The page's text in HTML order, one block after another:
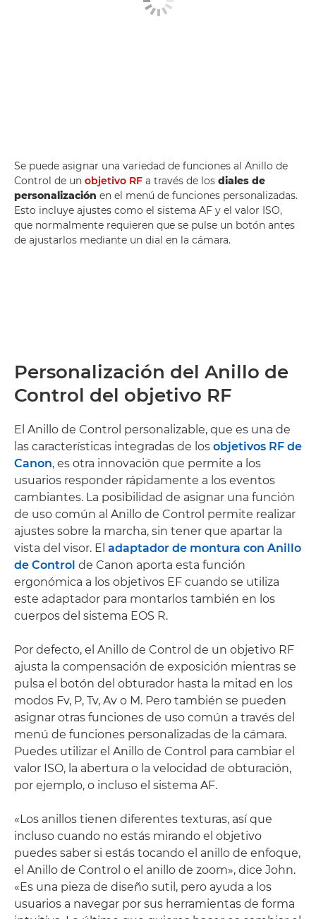
Se puede asignar una variedad de funciones al Anillo de
Control de un objetivo RF a través de los diales de
personalización en el menú de funciones personalizadas.
Esto incluye ajustes como el sistema AF y el valor ISO,
que normalmente requieren que se pulse un botón antes
de ajustarlos mediante un dial en la cámara.
Personalización del Anillo de
Control del objetivo RF
El Anillo de Control personalizable, que es una de
las características integradas de los objetivos RF de
Canon, es otra innovación que permite a los
usuarios responder rápidamente a los eventos
cambiantes. La posibilidad de asignar una función
de uso común al Anillo de Control permite realizar
ajustes sobre la marcha, sin tener que apartar la
vista del visor. El adaptador de montura con Anillo
de Control de Canon aporta esta función
ergonómica a los objetivos EF cuando se utiliza
este adaptador para montarlos también en los
cuerpos del sistema EOS R.
Por defecto, el Anillo de Control de un objetivo RF
ajusta la compensación de exposición mientras se
pulsa el botón del obturador hasta la mitad en los
modos Fv, P, Tv, Av o M. Pero también se pueden
asignar otras funciones de uso común a través del
menú de funciones personalizadas de la cámara.
Puedes utilizar el Anillo de Control para cambiar el
valor ISO, la abertura o la velocidad de obturación,
por ejemplo, o incluso el sistema AF.
«Los anillos tienen diferentes texturas, así que
incluso cuando no estás mirando el objetivo
puedes saber si estás tocando el anillo de enfoque,
el Anillo de Control o el anillo de zoom», dice John.
«Es una pieza de diseño sutil, pero ayuda a los
usuarios a navegar por sus herramientas de forma